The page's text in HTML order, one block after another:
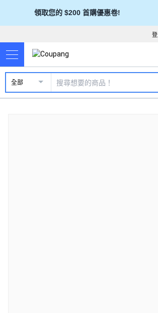
領取您的 $200 首購優惠卷!
登
全部